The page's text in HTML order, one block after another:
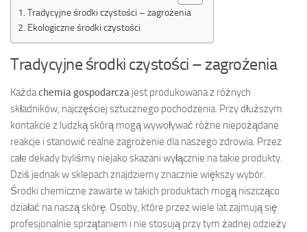
Tradycyjne środki czystości – zagrożenia
Ekologiczne środki czystości
Tradycyjne środki czystości – zagrożenia
Każdachemia gospodarcza jest produkowana z różnych
składników, najczęściej sztucznego pochodzenia. Przy dłuższym
kontakcie z ludzką skórą mogą wywoływać różne niepożądane
reakcje i stanowić realne zagrożenie dla naszego zdrowia. Przez
całe dekady byliśmy niejako skazani wyłącznie na takie produkty.
Dziś jednak w sklepach znajdziemy znacznie większy wybór.
Środki chemiczne zawarte w takich produktach mogą niszcząco
działać na naszą skórę. Osoby, które przez wiele lat zajmują się
profesjonalnie sprzątaniem i nie stosują przy tym żadnej odzieży